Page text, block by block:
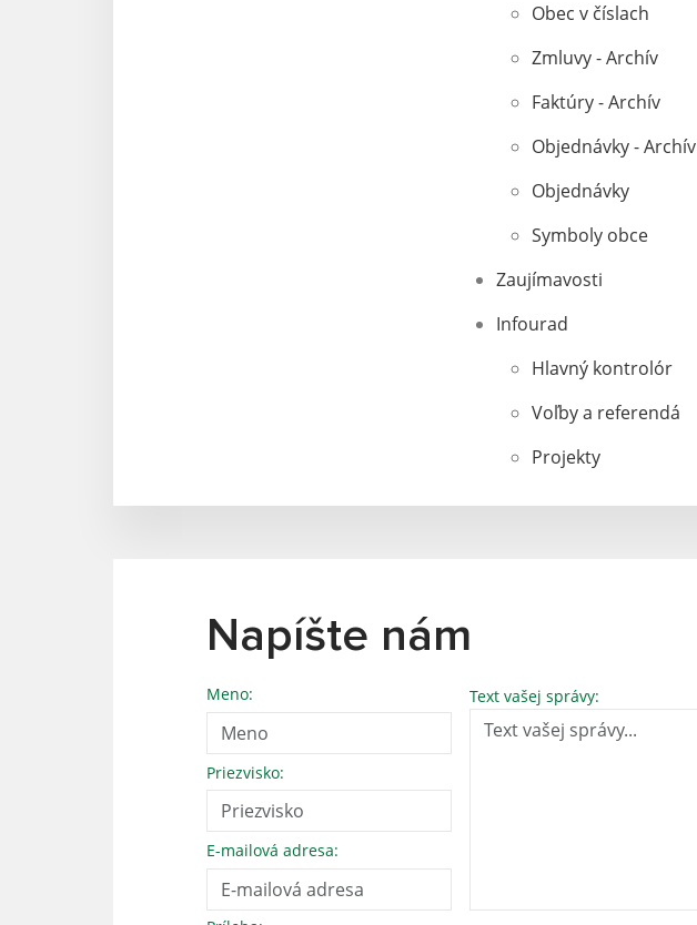
Obec v číslach
Zmluvy - Archív
Faktúry - Archív
Objednávky - Archív
Objednávky
Symboly obce
Zaujímavosti
Infourad
Hlavný kontrolór
Voľby a referendá
Projekty
Napíšte nám
Meno:
Priezvisko:
E-mailová adresa:
Text vašej správy: